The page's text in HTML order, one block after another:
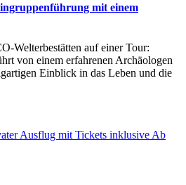
mit einem
Welterbestätten auf einer Tour:
von einem erfahrenen Archäologen
Einblick in das Leben und die
Ausflug mit Tickets inklusive Ab